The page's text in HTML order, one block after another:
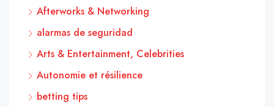
Afterworks & Networking
alarmas de seguridad
Arts & Entertainment, Celebrities
Autonomie et résilience
betting tips